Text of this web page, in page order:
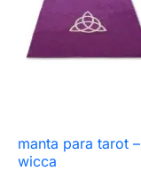
manta para tarot –
wicca